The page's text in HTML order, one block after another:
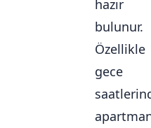
hazır
bulunur.
Özellikle
gece